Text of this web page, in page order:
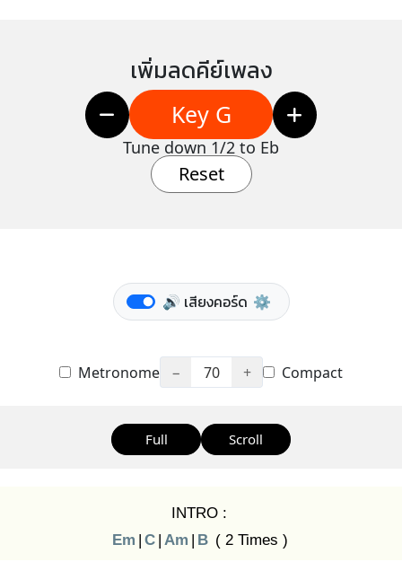
เพิ่มลดคีย์เพลง
Key G
Tune down 1/2 to Eb
Reset
🔊 เสียงคอร์ด ⚙️
Metronome − 70 + Compact
Full Scroll
INTRO :
Em | C | Am | B ( 2 Times )